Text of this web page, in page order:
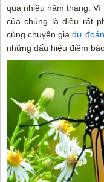
qua nhiều năm tháng.
của chúng là điều rất
cùng chuyên giadự
những dấu hiệu điềm